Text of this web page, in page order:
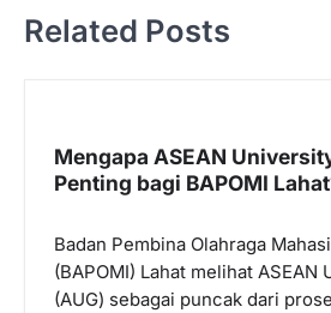
g
Related Posts
Mengapa ASEAN
Penting bagi BAPOMI
Badan Pembina Olahraga
(BAPOMI) Lahat melihat ASEAN
(AUG) sebagai puncak dari